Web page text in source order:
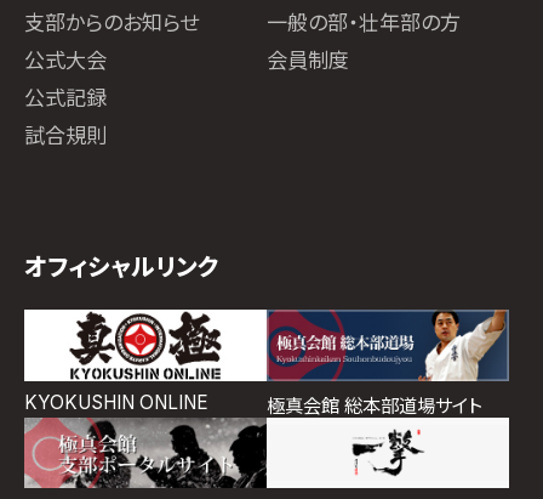
支部からのお知らせ
公式大会
公式記録
試合規則
一般の部・壮年部の方
会員制度
オフィシャルリンク
KYOKUSHIN ONLINE 極真会館 総本部道場サイト